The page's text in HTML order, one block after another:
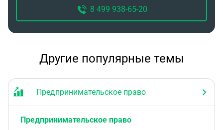
8 499 938-65-20
Другие популярные темы
Предпринимательское право
Предпринимательское право